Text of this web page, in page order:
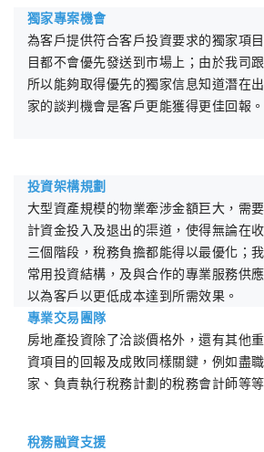
獨家專案機會
為客戶提供符合客戶投資要求的獨家項
目都不會優先發送到市場上；由於我司
所以能夠取得優先的獨家信息知道潛在
家的談判機會是客戶更能獲得更佳回報。
投資架構規劃
大型資產規模的物業牽涉金額巨大，需
計資金投入及退出的渠道，使得無論在
三個階段，稅務負擔都能得以最優化；
常用投資結構，及與合作的專業服務供
以為客戶以更低成本達到所需效果。
專業交易團隊
房地產投資除了洽談價格外，還有其他
資項目的回報及成敗同樣關鍵，例如盡
家、負責執行稅務計劃的稅務會計師等等
稅務融資支援